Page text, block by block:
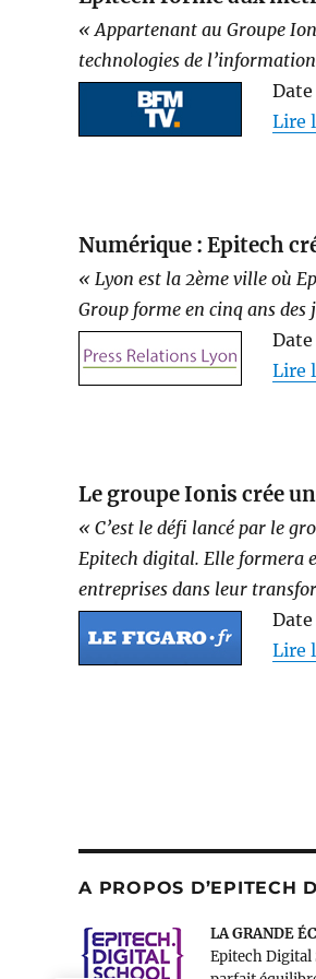
« Appartenant au Groupe
technologies de
Lire
Numérique : Epitech
« Lyon est la 2ème ville où
Group forme en cinq ans
Lire
Le groupe Ionis crée
« C’est le défi lancé par le
Epitech digital. Elle formera
entreprises dans leur
Lire
A PROPOS D’EPITECH
LA GRANDE
Epitech Digital